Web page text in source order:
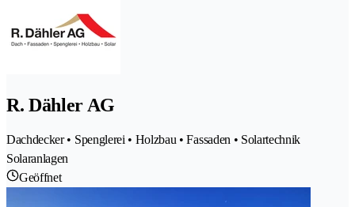
R. Dähler AG
Dachdecker • Spenglerei • Holzbau • Fassaden • Solartechnik
Solaranlagen
Geöffnet